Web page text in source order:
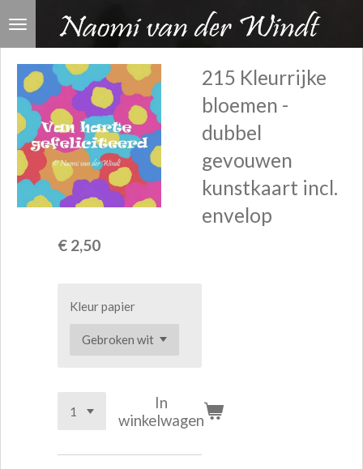
Ga
naar
hoofdinhoud
215 Kleurrijke
bloemen -
dubbel
gevouwen
kunstkaart incl.
envelop
€ 2,50
Kleur papier
In
winkelwagen